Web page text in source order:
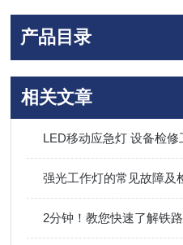
产品目录
相关文章
LED移动应急灯 设备检
强光工作灯的常见故障及
2分钟！教您快速了解铁